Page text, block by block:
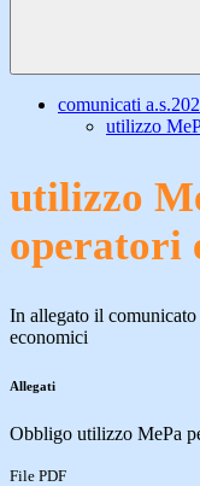
comunicati
utilizzo
utilizzo
operatori
In allegato il
economici
Allegati
Obbligo utilizzo MePa
File PDF